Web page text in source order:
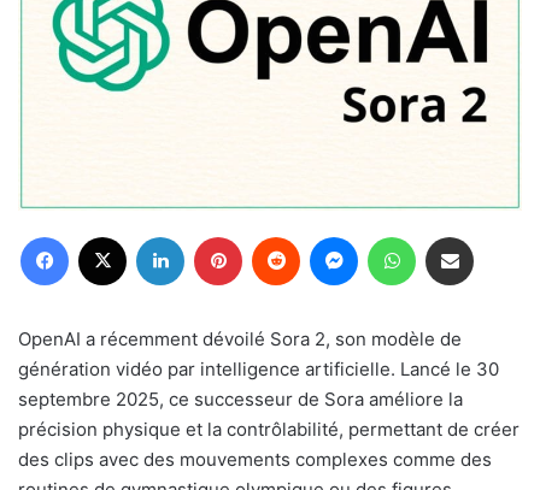
Facebook Linkedin Pinterest Reddit MessengerWhatsApp
OpenAI a récemment dévoilé Sora 2, son modèle de
génération vidéo par intelligence artificielle. Lancé le 30
septembre 2025, ce successeur de Sora améliore la
précision physique et la contrôlabilité, permettant de créer
des clips avec des mouvements complexes comme des